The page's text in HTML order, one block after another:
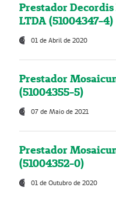
Prestador
LTDA (51004347-4)
01 de Abril de 2020
Prestador
(51004355-5)
07 de Maio de 2021
Prestador
(51004352-0)
01 de Outubro de 2020